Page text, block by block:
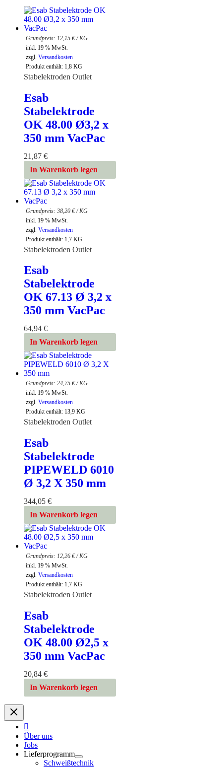
12,15 €/ KG
inkl. 19 % MwSt.
zzgl. Versandkosten
Produkt enthält: 1,8 KG
Stabelektroden Outlet
Esab
Stabelektrode
OK 48.00 Ø3,2 x
350 mm VacPac
21,87 €
In Warenkorb legen
38,20 €/ KG
inkl. 19 % MwSt.
zzgl. Versandkosten
Produkt enthält: 1,7 KG
Stabelektroden Outlet
Esab
Stabelektrode
OK 67.13 Ø 3,2 x
350 mm VacPac
64,94 €
In Warenkorb legen
24,75 €/KG
inkl. 19 % MwSt.
zzgl. Versandkosten
Produkt enthält: 13,9 KG
Stabelektroden Outlet
Esab
Stabelektrode
PIPEWELD 6010
Ø 3,2 X 350 mm
344,05 €
In Warenkorb legen
12,26 €/KG
inkl. 19 % MwSt.
zzgl. Versandkosten
Produkt enthält: 1,7 KG
Stabelektroden Outlet
Esab
Stabelektrode
OK 48.00 Ø2,5 x
350 mm VacPac
20,84 €
In Warenkorb legen
Über uns
Jobs
Lieferprogramm
Schweißtechnik